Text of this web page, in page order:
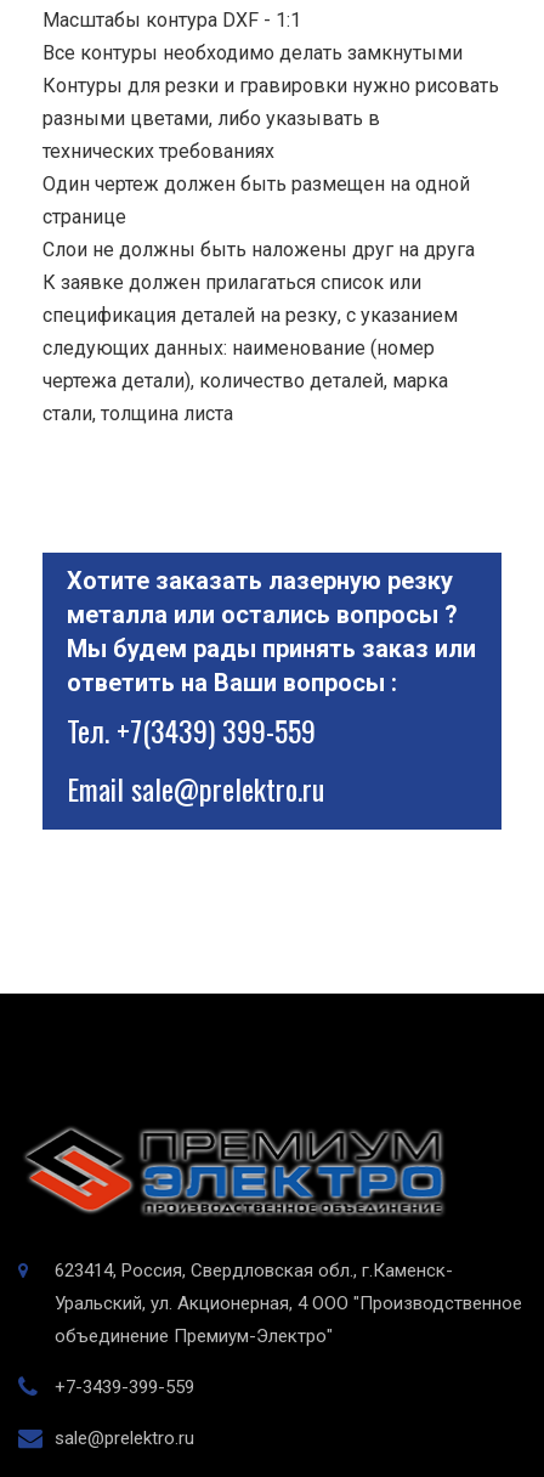
Масштабы контура DXF - 1:1
Все контуры необходимо делать замкнутыми
Контуры для резки и гравировки нужно рисовать
разными цветами, либо указывать в
технических требованиях
Один чертеж должен быть размещен на одной
странице
Cлои не должны быть наложены друг на друга
К заявке должен прилагаться список или
спецификация деталей на резку, с указанием
следующих данных: наименование (номер
чертежа детали), количество деталей, марка
стали, толщина листа
Хотите заказать лазерную резку
металла или остались вопросы ?
Мы будем рады принять заказ или
ответить на Ваши вопросы :
Тел.+7(3439) 399-559
Emailsale@prelektro.ru
623414, Россия, Свердловская обл., г.Каменск-
Уральский, ул. Акционерная, 4 ООО "Производственное
объединение Премиум-Электро"
+7-3439-399-559
sale@prelektro.ru